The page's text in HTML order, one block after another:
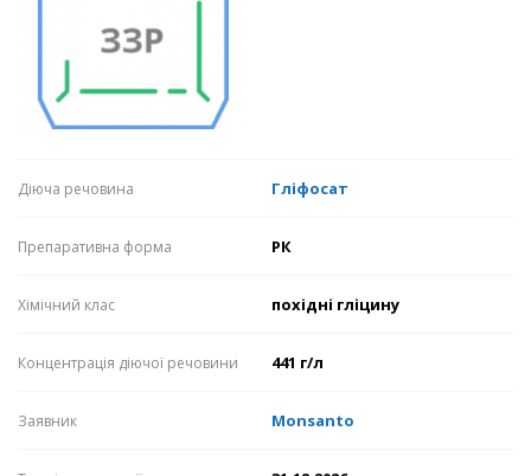
Діюча речовина Гліфосат
Препаративна форма РК
Хімічний клас похідні гліцину
Концентрація діючої речовини 441 г/л
Заявник Monsanto